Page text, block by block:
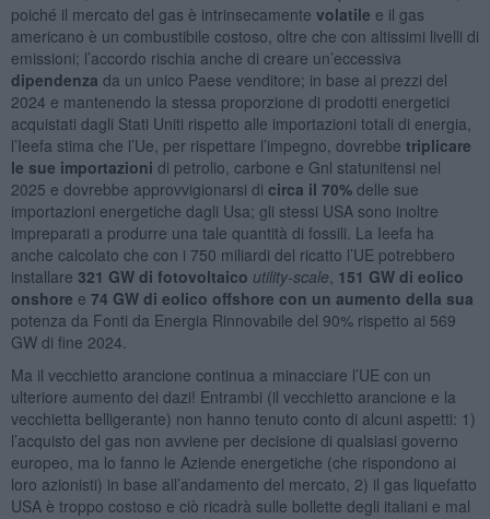
poiché il mercato del gas è intrinsecamente volatile e il gas
americano è un combustibile costoso, oltre che con altissimi livelli di
emissioni; l’accordo rischia anche di creare un’eccessiva
dipendenza da un unico Paese venditore; in base ai prezzi del
2024 e mantenendo la stessa proporzione di prodotti energetici
acquistati dagli Stati Uniti rispetto alle importazioni totali di energia,
l’Ieefa stima che l’Ue, per rispettare l’impegno, dovrebbe triplicare
le sue importazioni di petrolio, carbone e Gnl statunitensi nel
2025 e dovrebbe approvvigionarsi di circa il 70%delle sue
importazioni energetiche dagli Usa; gli stessi USA sono inoltre
impreparati a produrre una tale quantità di fossili. La Ieefa ha
anche calcolato che con i 750 miliardi del ricatto l’UE potrebbero
installare 321 GW di fotovoltaico utility-scale 151 GW di eolico
onshore e 74 GW di eolico offshore con un aumento della sua
potenza da Fonti da Energia Rinnovabile del 90% rispetto ai 569
GW di fine 2024.
Ma il vecchietto arancione continua a minacciare l’UE con un
ulteriore aumento dei dazi! Entrambi (il vecchietto arancione e la
vecchietta belligerante) non hanno tenuto conto di alcuni aspetti: 1)
l’acquisto del gas non avviene per decisione di qualsiasi governo
europeo, ma lo fanno le Aziende energetiche (che rispondono ai
loro azionisti) in base all’andamento del mercato, 2) il gas liquefatto
USA è troppo costoso e ciò ricadrà sulle bollette degli italiani e mal